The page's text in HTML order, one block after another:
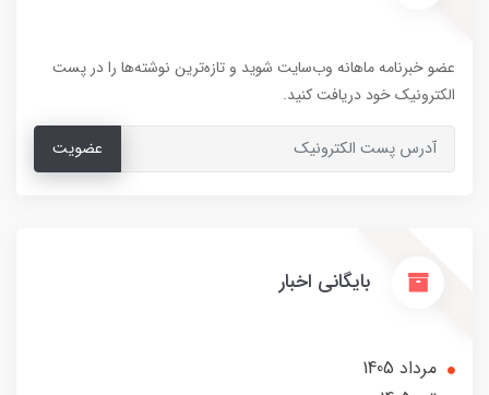
عضو خبرنامه ماهانه وب‌سایت شوید و تازه‌ترین نوشته‌ها را در پست
الکترونیک خود دریافت کنید.
عضویت
بایگانی اخبار
مرداد 1405